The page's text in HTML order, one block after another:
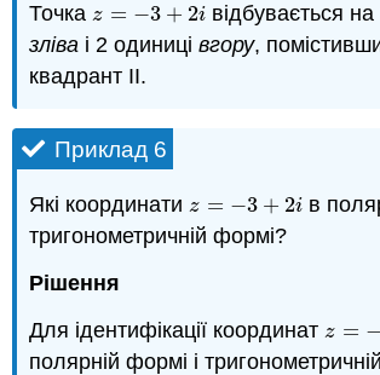
Точка z = −3 + 2i
z =− 3+2i
відбувається на
зліва і 2 одиницівгору, помістивши
квадрант II.
Приклад 6
Які координати z = −3 + 2i
z =− 3+2i
в
тригонометричній формі?
Рішення
Для ідентифікації координат z = −
z =− 3
полярній формі і